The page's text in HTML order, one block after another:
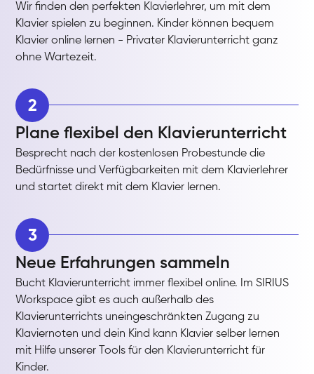
Wir finden den perfekten Klavierlehrer, um mit dem
Klavier spielen zu beginnen. Kinder können bequem
Klavier online lernen - Privater Klavierunterricht ganz
ohne Wartezeit.
2
Plane flexibel den Klavierunterricht
Besprecht nach der kostenlosen Probestunde die
Bedürfnisse und Verfügbarkeiten mit dem Klavierlehrer
und startet direkt mit dem Klavier lernen.
3
Neue Erfahrungen sammeln
Bucht Klavierunterricht immer flexibel online. Im SIRIUS
Workspace gibt es auch außerhalb des
Klavierunterrichts uneingeschränkten Zugang zu
Klaviernoten und dein Kind kann Klavier selber lernen
mit Hilfe unserer Tools für den Klavierunterricht für
Kinder.